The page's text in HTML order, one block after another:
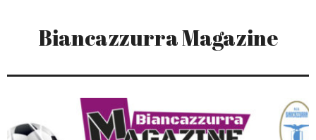
Biancazzurra Magazine